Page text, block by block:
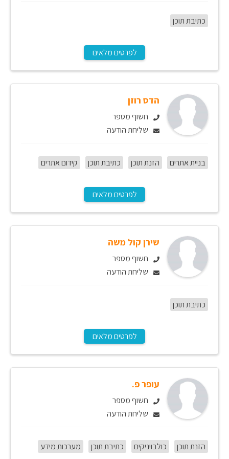
כתיבת תוכן
לפרטים מלאים
הדס רוזן
חשוף מספר
שליחת הודעה
בניית אתרים הזנת תוכן כתיבת תוכן קידום אתרים
לפרטים מלאים
שירן קול משה
חשוף מספר
שליחת הודעה
כתיבת תוכן
לפרטים מלאים
עופר פ.
חשוף מספר
שליחת הודעה
הזנת תוכן כולבויניקים כתיבת תוכן מערכות מידע